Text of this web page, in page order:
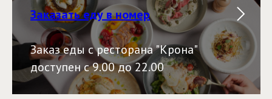
Заказать еду в номер
Заказ еды с ресторана "Крона"
доступен с 9.00 до 22.00